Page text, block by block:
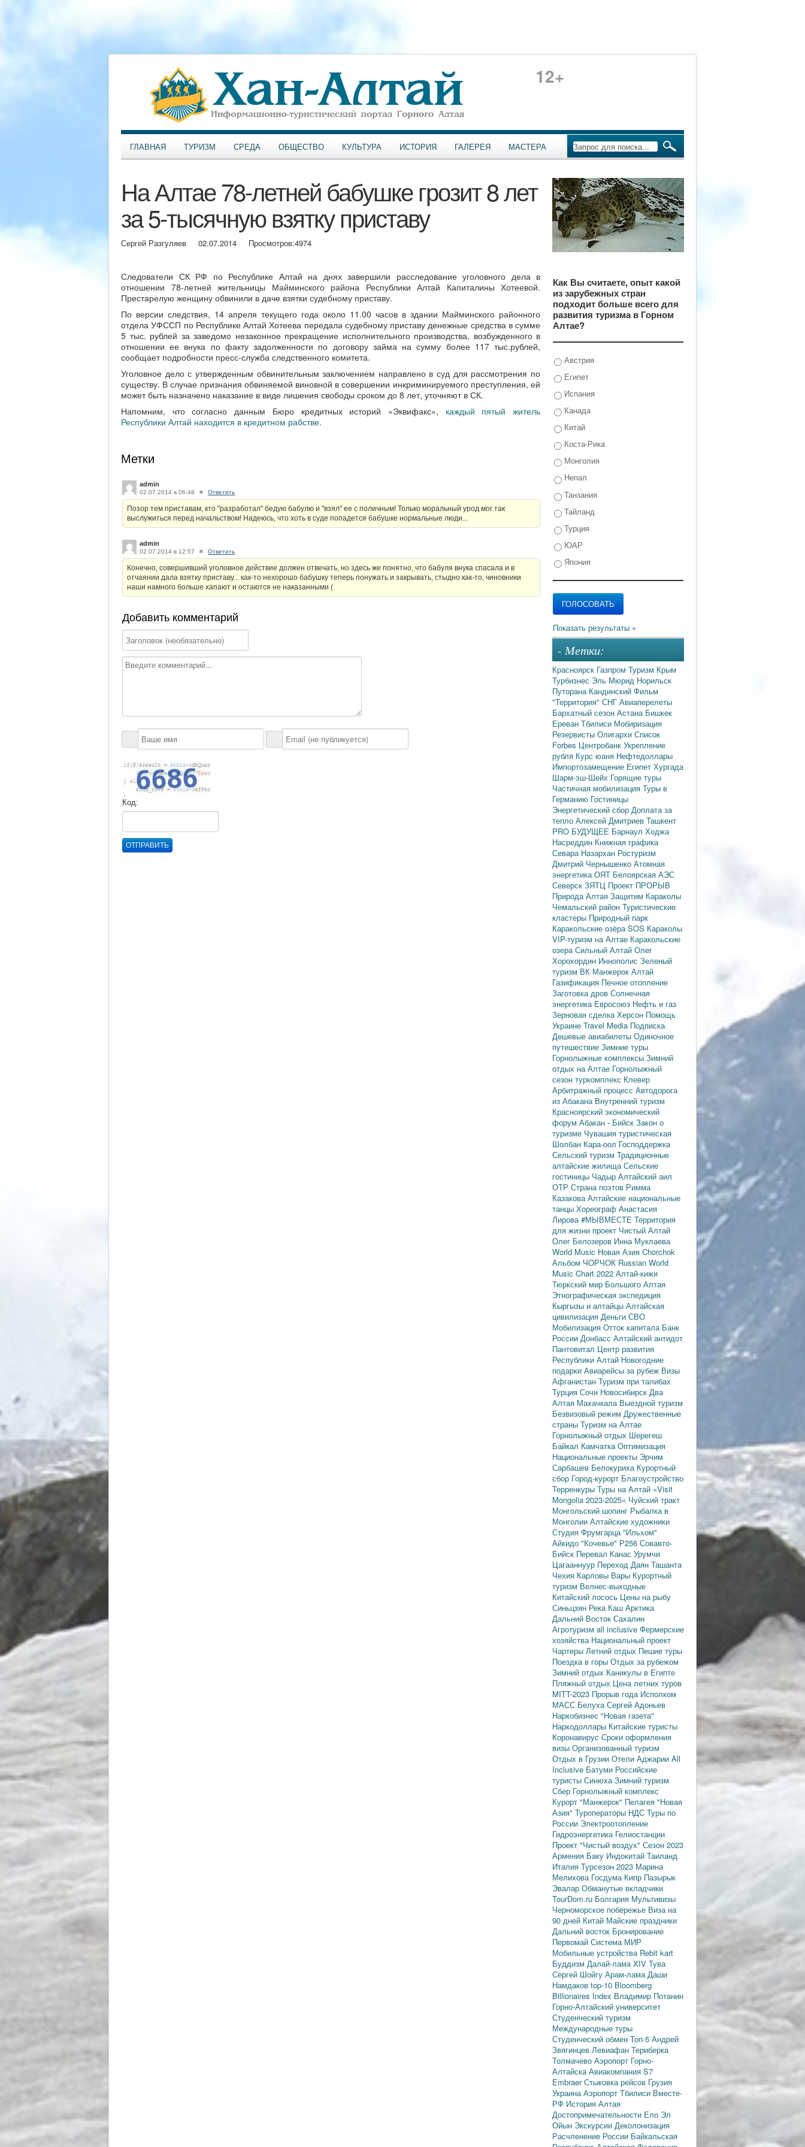
12+
ГЛАВНАЯ ТУРИЗМ СРЕДА ОБЩЕСТВО КУЛЬТУРА ИСТОРИЯ ГАЛЕРЕЯ МАСТЕРА
На Алтае 78-летней бабушке грозит 8 лет
за 5-тысячную взятку приставу
Сергей Разгуляев 02.07.2014 Просмотров:4974
Следователи СК РФ по Республике Алтай на днях завершили расследование уголовного дела в
отношении 78-летней жительницы Майминского района Республики Алтай Капиталины Хотеевой.
Престарелую женщину обвинили в даче взятки судебному приставу.
По версии следствия, 14 апреля текущего года около 11.00 часов в здании Майминского районного
отдела УФССП по Республике Алтай Хотеева передала судебному приставу денежные средства в сумме
5 тыс. рублей за заведомо незаконное прекращение исполнительного производства, возбужденного в
отношении ее внука по факту задолженности по договору займа на сумму более 117 тыс.рублей,
сообщает подробности пресс-служба следственного комитета.
Уголовное дело с утвержденным обвинительным заключением направлено в суд для рассмотрения по
существу. В случае признания обвиняемой виновной в совершении инкриминируемого преступления, ей
может быть назначено наказание в виде лишения свободы сроком до 8 лет, уточняют в СК.
Напомним, что согласно данным Бюро кредитных историй «Эквифакс», каждый пятый житель
Республики Алтай находится в кредитном рабстве.
Метки
admin
02.07.2014 в 06:48 # Ответить
Позор тем приставам, кто "разработал" бедую бабулю и "взял" ее с поличным! Только моральный урод мог так
выслужиться перед начальством! Надеюсь, что хоть в суде попадется бабушке нормальные люди...
admin
02.07.2014 в 12:57 # Ответить
Конечно, совершивший уголовное действие должен отвечать, но здесь же понятно, что бабуля внука спасала и в
отчаянии дала взятку приставу... как-то нехорошо бабушку теперь понужать и закрывать, стыдно как-то, чиновники
наши намного больше хапают и остаются не наказанными (
Добавить комментарий
Код:
ОТПРАВИТЬ
Как Вы считаете, опыт какой
из зарубежных стран
подходит больше всего для
развития туризма в Горном
Алтае?
Австрия
Египет
Испания
Канада
Китай
Коста-Рика
Монголия
Непал
Танзания
Тайланд
Турция
ЮАР
Япония
- Метки:
Красноярск Газпром Туризм Крым
Турбизнес Эль Мюрид Норильск
Путорана Кандинский Фильм
"Территория" СНГ Авиаперелеты
Бархатный сезон Астана Бишкек
Ереван Тбилиси Мобиризация
Резервисты Олигархи Список
Forbes Центробанк Укрепление
рубля Курс юаня Нефтедоллары
Импортозамещение Египет Хургада
Шарм-эш-Шейх Горящие туры
Частичная мобилизация Туры в
Германию Гостиницы
Энергетический сбор Доплата за
тепло Алексей Дмитриев Ташкент
PRO БУДУЩЕЕ Барнаул Ходжа
Насреддин Книжная графика
Севара Назархан Ростуризм
Дмитрий Чернышенко Атомная
энергетикаОЯТ Белоярская АЭС
Северск ЗЯТЦ Проект ПРОРЫВ
Природа Алтая Защитим Караколы
Чемальский район Туристические
кластеры Природный парк
Каракольские озёраSOS Караколы
VIP-туризм на Алтае Каракольские
озераСильный Алтай Олег
Хорохордин Иннополис Зеленый
туризм ВК Манжерок Алтай
Газификация Печное отопление
Заготовка дров Солнечная
энергетика Евросоюз Нефть и газ
Зерновая сделкаХерсон Помощь
Украине Travel Media Подписка
Дешевые авиабилеты Одиночное
путешествие Зимние туры
Горнолыжные комплексы Зимний
отдых на Алтае Горнолыжный
сезон туркомплекс Клевер
Арбитражный процесс Автодорога
из Абакана Внутренний туризм
Красноярский экономический
форум Абакан - Бийск Закон о
туризме Чувашия туристическая
Шолбан Кара-оол Господдержка
Сельский туризм Традиционные
алтайские жилищаСельские
гостиницы Чадыр Алтайский аил
ОТР Страна поэтов Римма
КазаковаАлтайские национальные
танцы Хореограф Анастасия
Лирова#МЫВМЕСТЕ Территория
для жизни проект Чистый Алтай
Олег Белозеров Инна Муклаева
World Music Новая Азия Chorchok
Альбом ЧОРЧОК Russian World
Music Chart 2022 Алтай-кижи
Тюркский мир Большого Алтая
Этнографическая экспедиция
Кыргызы и алтайцы Алтайская
цивилизация Деньги СВО
Мобилизация Отток капитала Банк
России Донбасс Алтайский антидот
Пантовитал Центр развития
Республики Алтай Новогодние
подарки Авиарейсы за рубеж Визы
Афганистан Туризм при талибах
Турция Сочи Новосибирск Два
Алтая Махачкала Выездной туризм
Безвизовый режим Дружественные
страны Туризм на Алтае
Горнолыжный отдых Шерегеш
Байкал КамчаткаОптимизация
Национальные проекты Эрчим
Сарбашев Белокуриха Курортный
сбор Город-курорт Благоустройство
Терренкуры Туры на Алтай «Visit
Mongolia 2023-2025» Чуйский тракт
Монгольский шопинг Рыбалка в
Монголии Алтайские художники
Студия Фрумгарца"Ильхом"
Айкидо "Кочевье" Р256 Совавто-
Бийск Перевал Канас Урумчи
Цагааннуур Переход Даян Ташанта
Чехия Карловы Вары Курортный
туризм Велнес-выходные
Китайский лосось Цены на рыбу
Синьцзян Река Каш Арктика
Дальний Восток Сахалин
Агротуризм all inclusive Фермерские
хозяйства Национальный проект
Чартеры Летний отдых Пешие туры
Поездка в горы Отдых за рубежом
Зимний отдых Каникулы в Египте
Пляжный отдых Цена летних туров
MITT-2023 Прорыв года Исполком
МАСС БелухаСергей Адоньев
Наркобизнес "Новая газета"
Наркодоллары Китайские туристы
Коронавирус Сроки оформления
визы Организованный туризм
Отдых в Грузии Отели Аджарии All
Inclusive Батуми Российские
туристы СинюхаЗимний туризм
Сбер Горнолыжный комплекс
Курорт "Манжерок" Пелагея "Новая
Азия" Туроператоры НДС Туры по
России Электроотопление
Гидроэнергетика Гелиостанции
Проект "Чистый воздух" Сезон 2023
Армения Баку Индокитай Таиланд
Италия Турсезон 2023 Марина
Мелихова Госдума Кипр Пазырык
Эвалар Обманутые вкладчики
TourDom.ru Болгария Мультивизы
Черноморское побережье Виза на
90 дней Китай Майские праздники
Дальний восток Бронирование
Первомай Система МИР
Мобильные устройства Rebit kart
Буддизм Далай-лама XIV Тува
Сергей Шойгу Арам-ламаДаши
Намдаков top-10 Bloomberg
Billionaires Index Владимир Потанин
Горно-Алтайский университет
Студенческий туризм
Международные туры
Студенческий обмен Топ-5 Андрей
Звягинцев Левиафан Териберка
Толмачево Аэропорт Горно-
АлтайскаАвиакомпания S7
EmbraerСтыковка рейсов Грузия
УкраинаАэропорт Тбилиси Вместе-
РФ История Алтая
Достопримечательности Ело Эл
Ойын Экскурсии Деколонизация
Расчленение России Байкальская